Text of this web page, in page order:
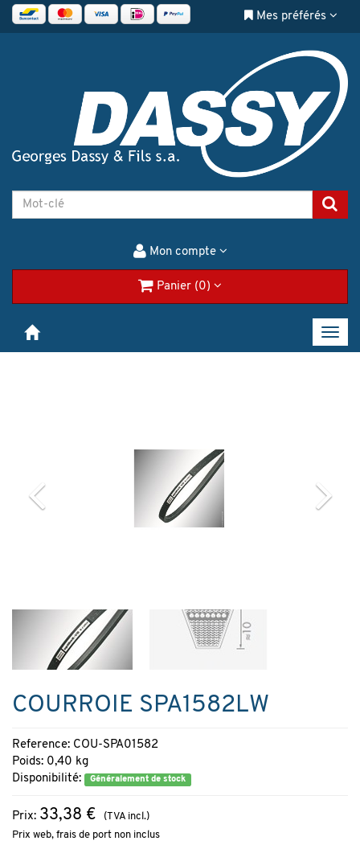
Mes préférés
Mon compte
Panier (0)
COURROIE SPA1582LW
Reference: COU-SPA01582
Poids: 0,40 kg
Disponibilité:
Généralement de stock
Prix: 33,38 €
(TVA incl.)
Prix web, frais de port non inclus